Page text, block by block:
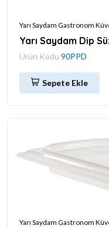
Yarı Saydam Gastronom
Yarı Saydam Dip
Ürün Kodu 90PPD
Sepete Ekle
Yarı Saydam Gastronom